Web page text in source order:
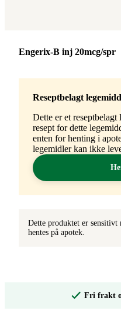
Merke:
Engerix-B inj 20mcg/spr
Reseptbelagt
Dette er et
resept for dette
enten for henting i
legemidler kan ikke
Dette produktet er
hentes på apotek.
Fri frakt